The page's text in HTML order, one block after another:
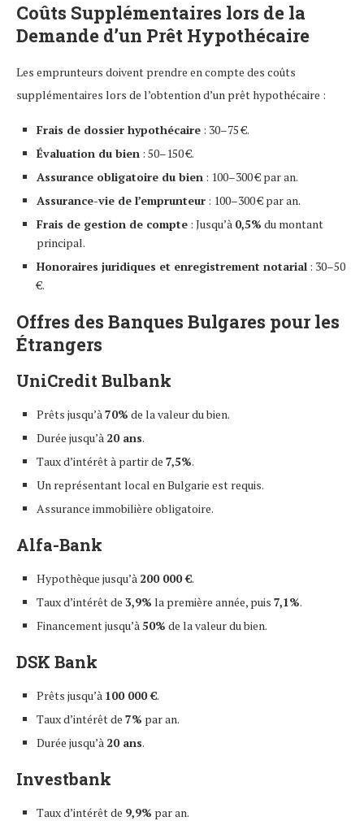
Coûts Supplémentaires lors de la
Demande d’un Prêt Hypothécaire
Les emprunteurs doivent prendre en compte des coûts
supplémentaires lors de l’obtention d’un prêt hypothécaire :
Frais de dossier hypothécaire : 30–75 €.
Évaluation du bien : 50–150 €.
Assurance obligatoire du bien : 100–300 € par an.
Assurance-vie de l’emprunteur : 100–300 € par an.
Frais de gestion de compte : Jusqu’à 0,5% du montant
principal.
Honoraires juridiques et enregistrement notarial : 30–50
€.
Offres des Banques Bulgares pour les
Étrangers
UniCredit Bulbank
Prêts jusqu’à70% de la valeur du bien.
Durée jusqu’à 20 ans.
Taux d’intérêt à partir de 7,5%.
Un représentant local en Bulgarie est requis.
Assurance immobilière obligatoire.
Alfa-Bank
Hypothèque jusqu’à 200 000 €.
Taux d’intérêt de 3,9% la première année, puis 7,1%.
Financement jusqu’à50% de la valeur du bien.
DSK Bank
Prêts jusqu’à 100 000 €.
Taux d’intérêt de 7% par an.
Durée jusqu’à 20 ans.
Investbank
Taux d’intérêt de 9,9% par an.